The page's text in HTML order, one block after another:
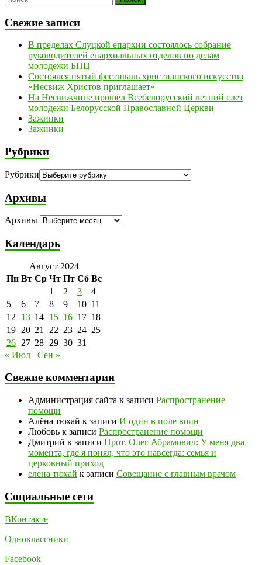
Свежие записи
В пределах Слуцкой епархии состоялось собрание
руководителей епархиальных отделов по делам
молодежи БПЦ
Состоялся пятый фестиваль христианского искусства
«Несвиж Христов приглашает»
На Несвижчине прошел Всебелорусский летний слет
молодежи Белорусской Православной Церкви
Зажинки
Зажинки
Рубрики
Рубрики
Архивы
Архивы
Календарь
Август 2024
Пн Вт Ср Чт Пт Сб Вс
1
2 3
4
5
6 7 8 9 10 11
12
13 14 15 16 17 18
19 20 21 22 23 24 25
26 27 28 29 30 31
« Июл
Сен »
Свежие комментарии
Администрация сайта к записи Распространение
помощи
Алёна тюхай к записи И один в поле воин
Любовь к записи Распространение помощи
Дмитрий к записи Прот. Олег Абрамович: У меня два
момента, где я понял, что это навсегда: семья и
церковный приход
елена тюхай к записи Совещание с главным врачом
Социальные сети
ВКонтакте
Одноклассники
Facebook